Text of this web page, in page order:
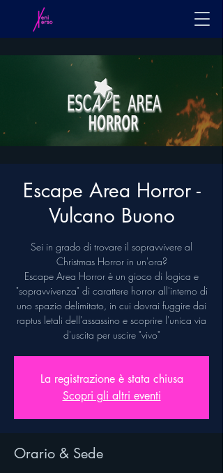
Escape Area Horror -
Vulcano Buono
Sei in grado di trovare il sopravvivere al
Christmas Horror in un'ora?
Escape Area Horror è un gioco di logica e
"sopravvivenza" di carattere horror all'interno di
uno spazio delimitato, in cui dovrai fuggire dai
raptus letali dell'assassino e scoprire l'unica via
d'uscita per uscire "vivo"
La registrazione è stata chiusa
Scopri gli altri eventi
Orario & Sede